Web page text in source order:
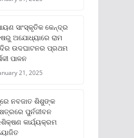
ସାଂସ୍କୃତିକ କେନ୍ଦ୍ର
ଅଯୋଧ୍ୟାରେ ରାମ
ଉଦଘାଟନର ପ୍ରଥମ
ପାଳନ
21, 2025
ନବଜାତ ଶିଶୁଙ୍କ
ପୁର୍ନଜୀବନ
କାର୍ଯ୍ୟକ୍ରମ